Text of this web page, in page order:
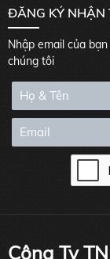
ĐĂNG KÝ NHẬN
Nhập email của
chúng tôi
Công Ty